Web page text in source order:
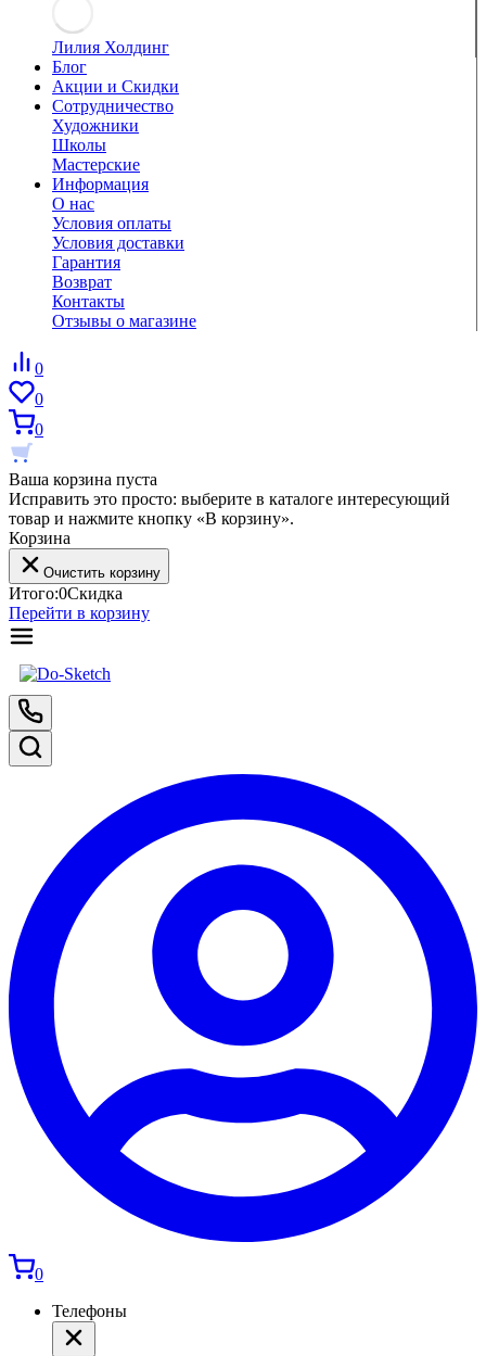
Лилия Холдинг
Блог
Акции и Скидки
Сотрудничество
Художники
Школы
Мастерские
Информация
О нас
Условия оплаты
Условия доставки
Гарантия
Возврат
Контакты
Отзывы о магазине
0
0
0
Ваша корзина пуста
Исправить это просто: выберите в каталоге интересующий
товар и нажмите кнопку «В корзину».
Корзина
Очистить корзину
Итого:0Скидка
Перейти в корзину
0
Телефоны